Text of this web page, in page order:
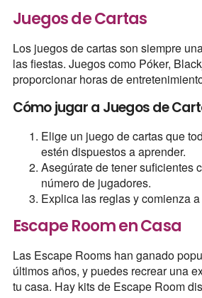
Juegos de Cartas
Los juegos de cartas son siempre
las fiestas. Juegos como Póker,
proporcionar horas de
Cómo jugar a Juegos de
Elige un juego de cartas que
estén dispuestos a aprender.
Asegúrate de tener suficientes
número de jugadores.
Explica las reglas y comienza a
Escape Room en Casa
Las Escape Rooms han ganado
últimos años, y puedes recrear una
tu casa. Hay kits de Escape Room